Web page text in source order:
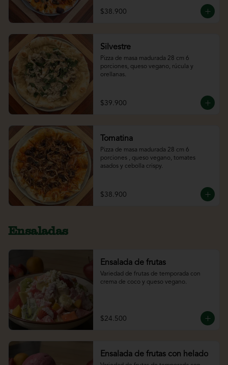
$38.900
Silvestre
Pizza de masa madurada 28 cm 6
porciones, queso vegano, rúcula y
orellanas.
$39.900
Tomatina
Pizza de masa madurada 28 cm 6
porciones , queso vegano, tomates
asados y cebolla crispy.
$38.900
Ensaladas
Ensalada de frutas
Variedad de frutas de temporada con
crema de coco y queso vegano.
$24.500
Ensalada de frutas con helado